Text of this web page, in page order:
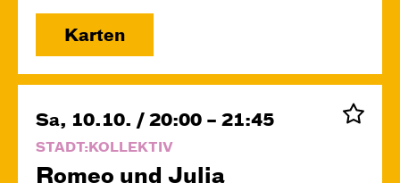
Karten
Sa, 10.10. / 20:00 – 21:45
STADT:KOLLEKTIV
Romeo und Julia